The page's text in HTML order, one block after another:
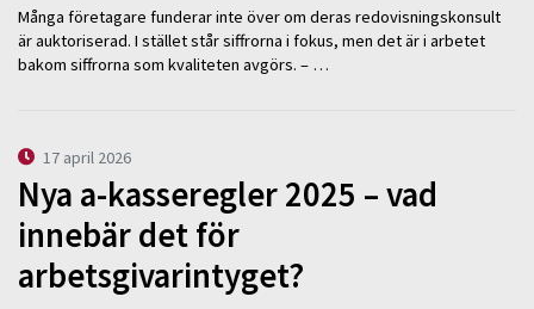
Många företagare funderar inte över om deras redovisningskonsult
är auktoriserad. I stället står siffrorna i fokus, men det är i arbetet
bakom siffrorna som kvaliteten avgörs. – …
17 april 2026
Nya a-kasseregler 2025 – vad
innebär det för
arbetsgivarintyget?